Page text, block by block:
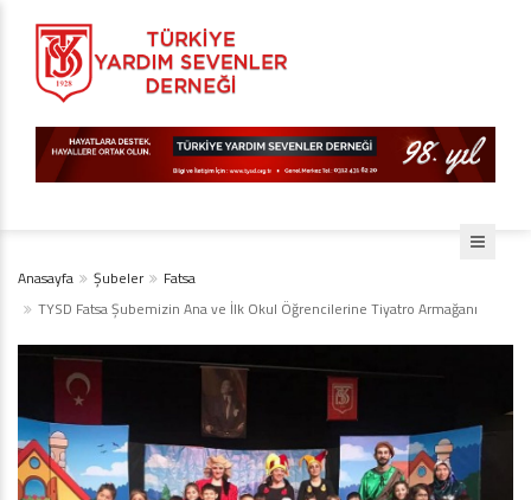
Anasayfa Şubeler
Fatsa
TYSD Fatsa Şubemizin Ana ve İlk Okul Öğrencilerine Tiyatro Armağanı